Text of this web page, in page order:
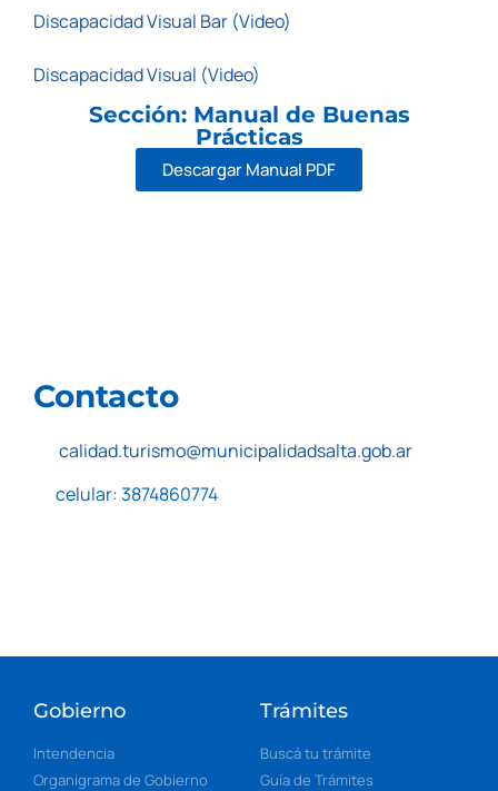
Discapacidad Visual Bar (Video)
Discapacidad Visual (Video)
Sección: Manual de Buenas
Prácticas
Descargar Manual PDF
Contacto
calidad.turismo@municipalidadsalta.gob.ar
celular: 3874860774
Gobierno
Intendencia
Organigrama de Gobierno
Trámites
Buscá tu trámite
Guía de Trámites